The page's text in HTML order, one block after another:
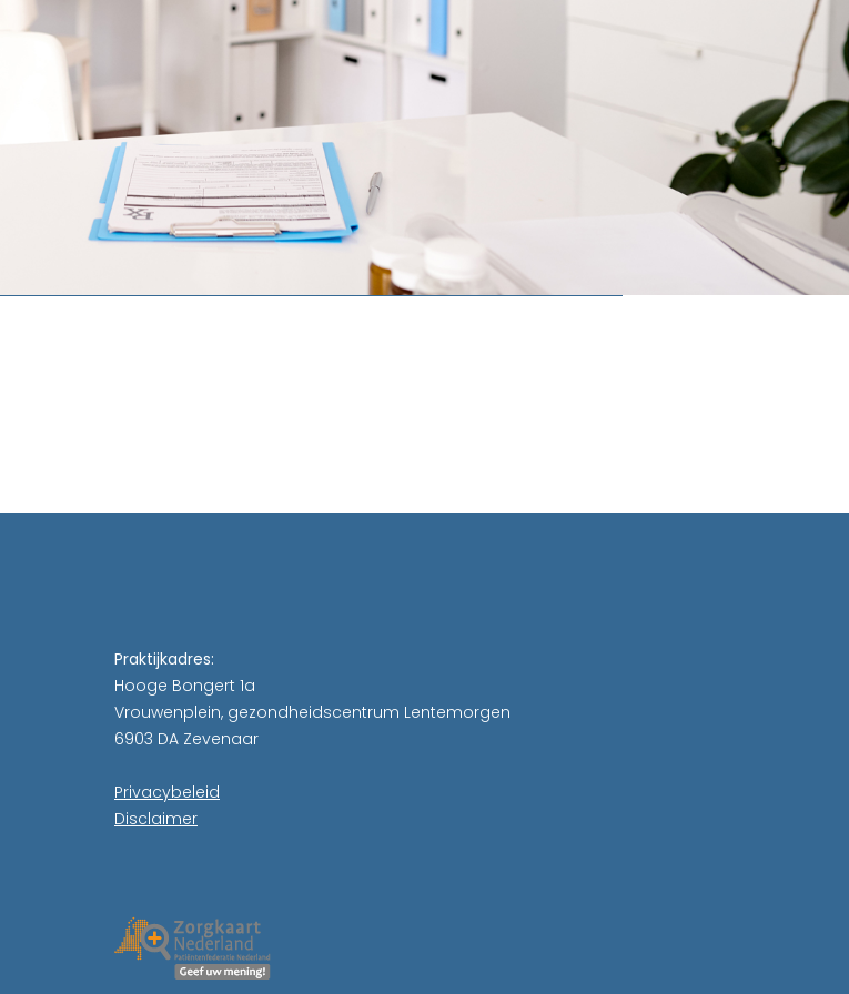
Praktijkadres:
Hooge Bongert 1a
Vrouwenplein, gezondheidscentrum Lentemorgen
6903 DA Zevenaar
Privacybeleid
Disclaimer